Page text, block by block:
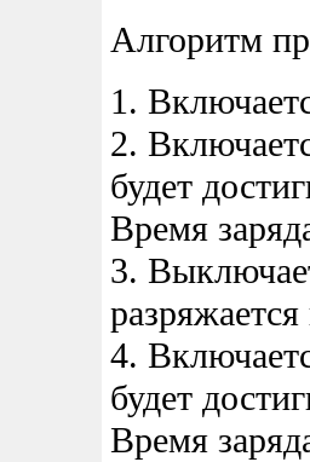
Алгоритм
1.
2.
будет
Время
3.
4.
будет
Время